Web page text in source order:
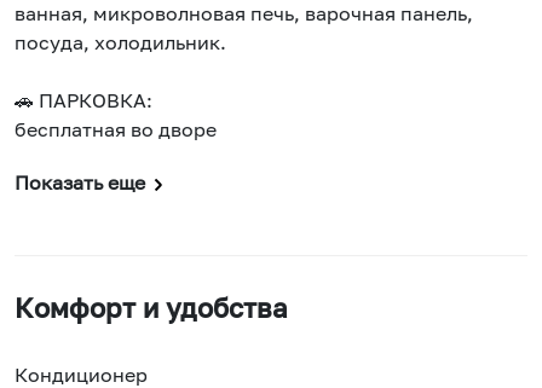
ванная, микроволновая печь, варочная панель,
посуда, холодильник.
🚗 ПАРКОВКА:
бесплатная во дворе
Показать еще
Комфорт и удобства
Кондиционер